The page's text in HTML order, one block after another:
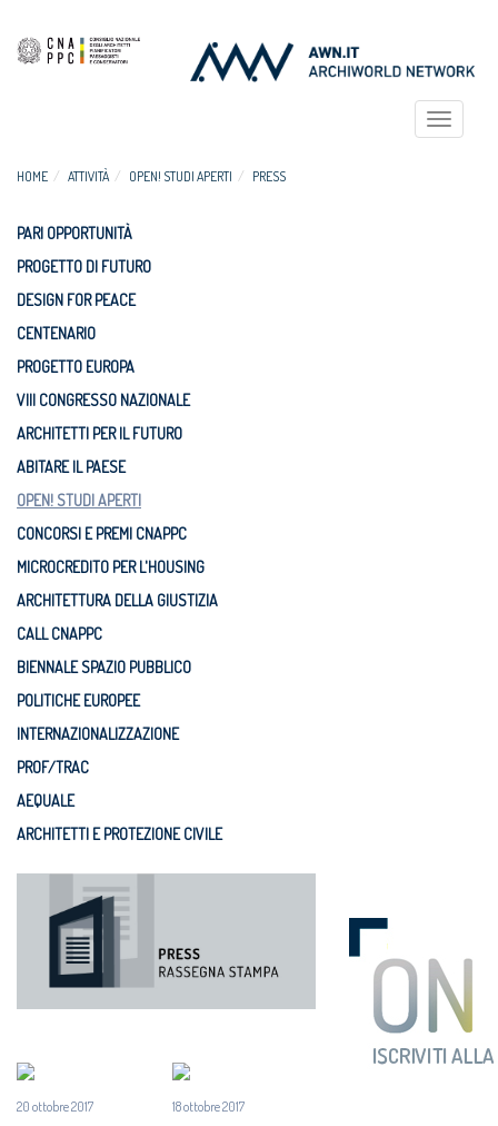
Toggle
HOME ATTIVITÀ OPEN! STUDI APERTI PRESS
PARI OPPORTUNITÀ
PROGETTO DI FUTURO
DESIGN FOR PEACE
CENTENARIO
PROGETTO EUROPA
VIII CONGRESSO NAZIONALE
ARCHITETTI PER IL FUTURO
ABITARE IL PAESE
OPEN! STUDI APERTI
CONCORSI E PREMI CNAPPC
MICROCREDITO PER L'HOUSING
ARCHITETTURA DELLA GIUSTIZIA
CALL CNAPPC
BIENNALE SPAZIO PUBBLICO
POLITICHE EUROPEE
INTERNAZIONALIZZAZIONE
PROF/TRAC
AEQUALE
ARCHITETTI E PROTEZIONE CIVILE
20 ottobre 2017 18 ottobre 2017